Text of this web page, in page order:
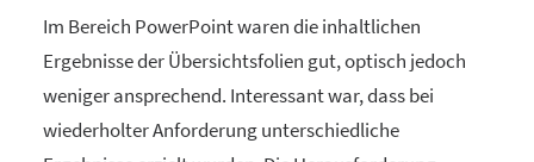
Im Bereich PowerPoint waren die inhaltlichen
Ergebnisse der Übersichtsfolien gut, optisch jedoch
weniger ansprechend. Interessant war, dass bei
wiederholter Anforderung unterschiedliche